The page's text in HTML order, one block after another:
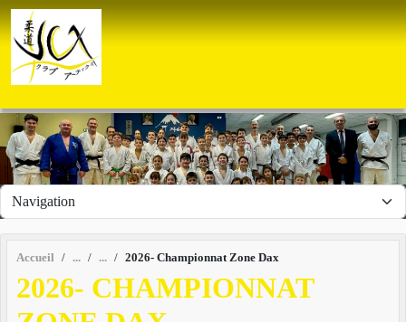
Accueil 2026- Championnat Zone Dax
2026- CHAMPIONNAT
Panneau de gestion des cookies